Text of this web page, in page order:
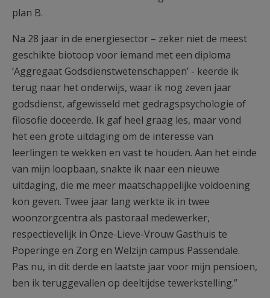
plan B.
Na 28 jaar in de energiesector – zeker niet de meest
geschikte biotoop voor iemand met een diploma
‘Aggregaat Godsdienstwetenschappen’ - keerde ik
terug naar het onderwijs, waar ik nog zeven jaar
godsdienst, afgewisseld met gedragspsychologie of
filosofie doceerde. Ik gaf heel graag les, maar vond
het een grote uitdaging om de interesse van
leerlingen te wekken en vast te houden. Aan het einde
van mijn loopbaan, snakte ik naar een nieuwe
uitdaging, die me meer maatschappelijke voldoening
kon geven. Twee jaar lang werkte ik in twee
woonzorgcentra als pastoraal medewerker,
respectievelijk in Onze-Lieve-Vrouw Gasthuis te
Poperinge en Zorg en Welzijn campus Passendale.
Pas nu, in dit derde en laatste jaar voor mijn pensioen,
ben ik teruggevallen op deeltijdse tewerkstelling.”